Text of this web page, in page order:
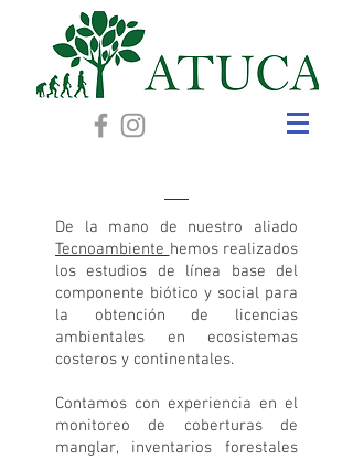
De la mano de nuestro aliado
Tecnoambiente hemos realizados
los estudios de línea base del
componente biótico y social para
la obtención de licencias
ambientales en ecosistemas
costeros y continentales.
Contamos con experiencia en el
monitoreo de coberturas de
manglar, inventarios forestales